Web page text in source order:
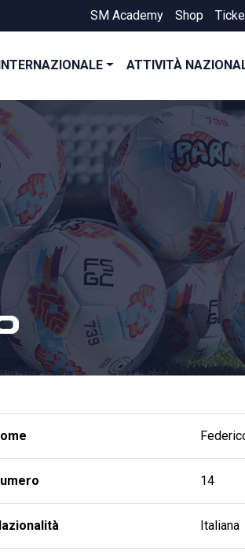
SM Academy Shop
INTERNAZIONALE ATTIVITÀ
14
Italiana